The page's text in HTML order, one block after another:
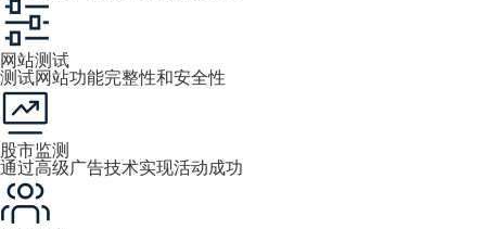
网站测试
测试网站功能完整性和安全性
股市监测
通过高级广告技术实现活动成功